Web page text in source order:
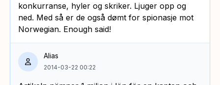
konkurranse, hyler og skriker. Ljuger opp og
ned. Med så er de også dømt for spionasje mot
Norwegian. Enough said!
Alias
2014-03-22 00:22